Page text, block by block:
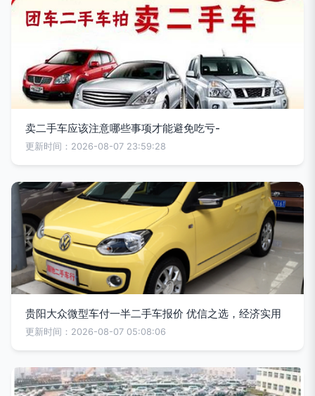
卖二手车应该注意哪些事项才能避免吃亏-
更新时间：2026-08-07 23:59:28
贵阳大众微型车付一半二手车报价 优信之选，经济实用
更新时间：2026-08-07 05:08:06